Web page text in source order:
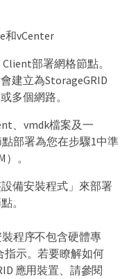
和vCenter
部署網格節點。
建立為StorageGRID
多個網路。
、vmdk檔案及一
部署為您在步驟1中準
。
備安裝程式」來部署
。
裝程序不包含硬體專
指示。若要瞭解如何
應用裝置、請參閱